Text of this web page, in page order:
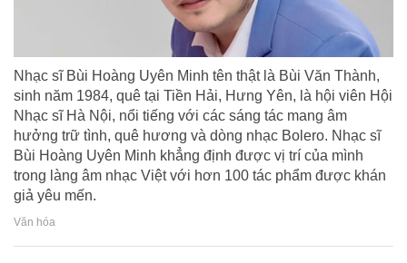
Nhạc sĩ Bùi Hoàng Uyên Minh tên thật là Bùi Văn Thành,
sinh năm 1984, quê tại Tiền Hải, Hưng Yên, là hội viên Hội
Nhạc sĩ Hà Nội, nổi tiếng với các sáng tác mang âm
hưởng trữ tình, quê hương và dòng nhạc Bolero. Nhạc sĩ
Bùi Hoàng Uyên Minh khẳng định được vị trí của mình
trong làng âm nhạc Việt với hơn 100 tác phẩm được khán
giả yêu mến.
Văn hóa